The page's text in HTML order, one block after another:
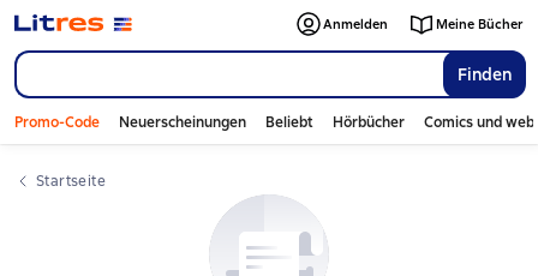
Finden
Anmelden Meine Bücher
Promo-Code Neuerscheinungen Beliebt Hörbücher Comics und
Startseite
Слайдер с книгами